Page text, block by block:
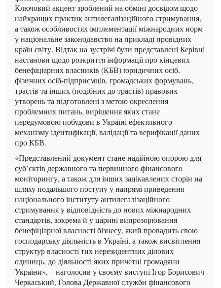
Ключовий акцент зроблений на обміні досвідом щодо
найкращих практик антилегалізаційного стримування,
а також особливостях імплементації міжнародних норм
у національне законодавство на прикладі провідних
країн світу. Відтак на зустрічі були представлені Керівні
настанови щодо розкриття інформації про кінцевих
бенефіціарних власників (КБВ) юридичних осіб,
фізичних осіб-підприємців, громадських формувань,
трастів та інших (подібних до трастів) правових
утворень та підготовлені з метою окреслення
проблемних питань, вирішення яких стане
передумовою побудови в Україні ефективного
механізму ідентифікації, валідації та верифікації даних
про КБВ.
«Представлений документ стане надійною опорою для
суб’єктів державного та первинного фінансового
моніторингу, а також для інших зацікавлених сторін на
шляху подальшого поступу у напрямі приведення
національного інституту антилегалізаційного
стримування у відповідність до нових міжнародних
стандартів, зокрема й у царині випрозорювання
бенефіціарної власності бізнесу, який провадить свою
господарську діяльність в Україні, а також висвітлення
структур власності тих нерезидентних ділових
одиниць, до діяльності яких причетні громадяни
України», – наголосив у своєму виступі Ігор Борисович
Черкаський, Голова Державної служби фінансового